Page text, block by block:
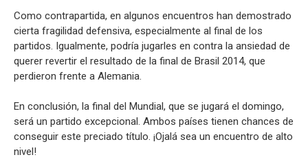
Como contrapartida, en algunos encuentros han demostrado
cierta fragilidad defensiva, especialmente al final de los
partidos. Igualmente, podría jugarles en contra la ansiedad de
querer revertir el resultado de la final de Brasil 2014, que
perdieron frente a Alemania.
En conclusión, la final del Mundial, que se jugará el domingo,
será un partido excepcional. Ambos países tienen chances de
conseguir este preciado título. ¡Ojalá sea un encuentro de alto
nivel!